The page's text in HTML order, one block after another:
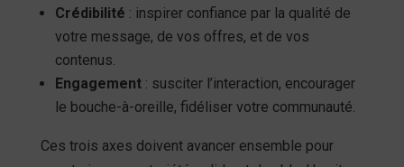
Crédibilité : inspirer confiance par la qualité de
votre message, de vos offres, et de vos
contenus.
Engagement: susciter l’interaction, encourager
le bouche-à-oreille, fidéliser votre communauté.
Ces trois axes doivent avancer ensemble pour